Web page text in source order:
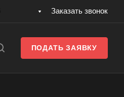
Заказать звонок
ПОДАТЬ ЗАЯВКУ